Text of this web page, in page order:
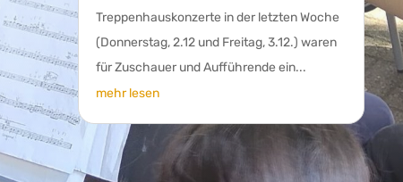
Treppenhauskonzerte in der letzten Woche
(Donnerstag, 2.12 und Freitag, 3.12.) waren
für Zuschauer und Aufführende ein...
mehr lesen